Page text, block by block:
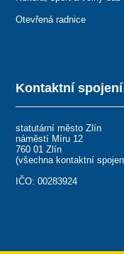
Kontaktní spojení
statutární město Zlín
náměstí Míru 12
760 01 Zlín
(všechna kontaktní
IČO: 00283924
Otevřená radnice